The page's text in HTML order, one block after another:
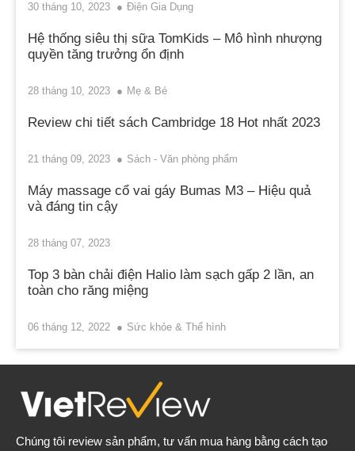
30 tháng 10, 2023 Điện Gia Dụng
Hệ thống siêu thị sữa TomKids – Mô hình nhượng
quyền tăng trưởng ổn định
28 tháng 10, 2023 Mẹ & Bé
Review chi tiết sách Cambridge 18 Hot nhất 2023
21 tháng 09, 2023 Sách - Văn phòng phẩm
Máy massage cổ vai gáy Bumas M3 – Hiệu quả
và đáng tin cậy
28 tháng 07, 2023
Top 3 bàn chải điện Halio làm sạch gấp 2 lần, an
toàn cho răng miệng
06 tháng 12, 2022 Sức khỏe & Thể hình
Chúng tôi review sản phẩm, tư vấn mua hàng bằng cách tạo